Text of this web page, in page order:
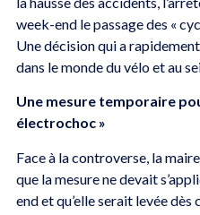
week-end le passage des «
Une décision qui a
dans le monde du vélo et au
Une mesure temporaire
électrochoc »
Face à la controverse, la
que la mesure ne devait
end et qu’elle serait levée dès